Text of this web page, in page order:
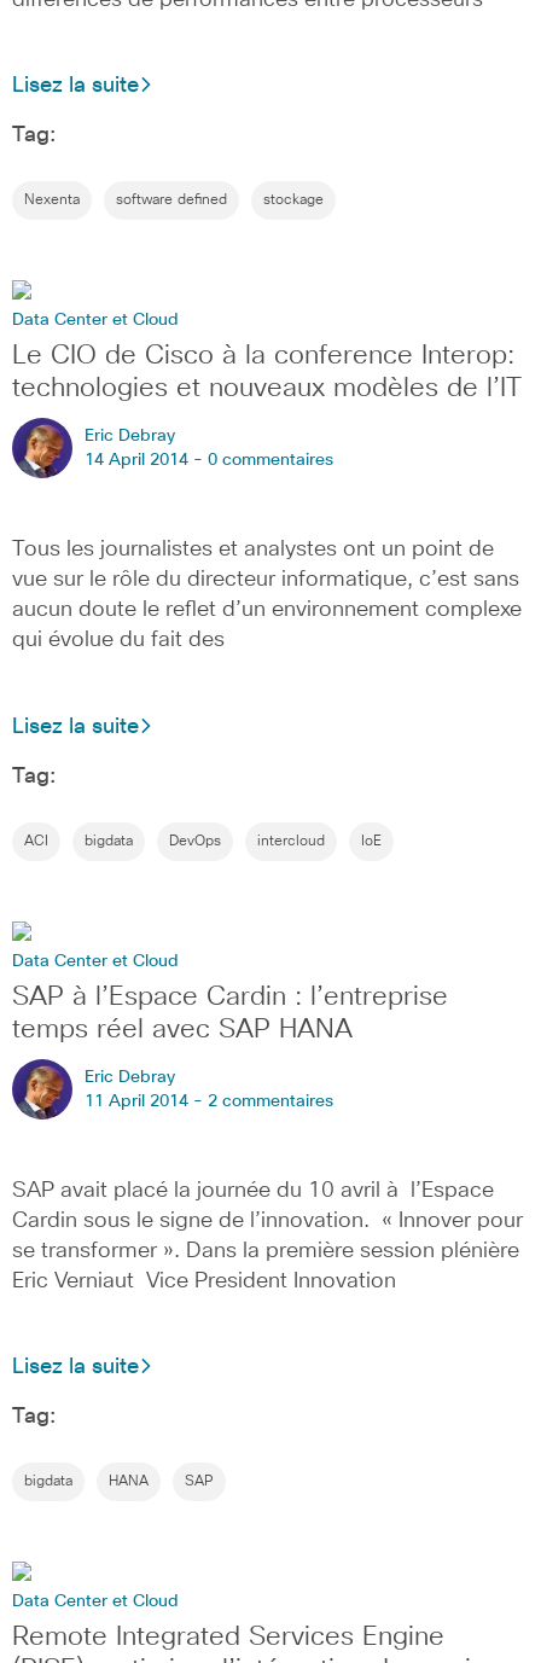
Lisez la suite
Tag:
Nexenta software defined stockage
Data Center et Cloud
Le CIO de Cisco à la conference Interop:
technologies et nouveaux modèles de l’IT
Eric Debray
14 April 2014 - 0 commentaires
Tous les journalistes et analystes ont un point de
vue sur le rôle du directeur informatique, c’est sans
aucun doute le reflet d’un environnement complexe
qui évolue du fait des
Lisez la suite
Tag:
ACI bigdata DevOps intercloud IoE
Data Center et Cloud
SAP à l’Espace Cardin : l’entreprise
temps réel avec SAP HANA
Eric Debray
11 April 2014 - 2 commentaires
SAP avait placé la journée du 10 avril à l’Espace
Cardin sous le signe de l’innovation. « Innover pour
se transformer ». Dans la première session plénière
Eric Verniaut Vice President Innovation
Lisez la suite
Tag:
bigdata HANA SAP
Data Center et Cloud
Remote Integrated Services Engine